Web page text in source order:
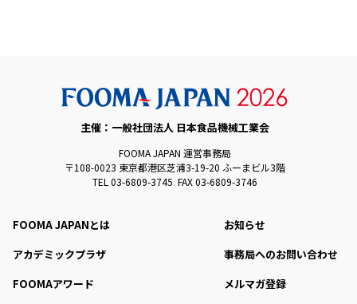
主催：一般社団法人 日本食品機械工業会
FOOMA JAPAN 運営事務局
〒108-0023 東京都港区芝浦3-19-20 ふーまビル3階
TEL 03-6809-3745 FAX 03-6809-3746
FOOMA JAPANとは
アカデミックプラザ
FOOMAアワード
お知らせ
事務局へのお問い合わせ
メルマガ登録